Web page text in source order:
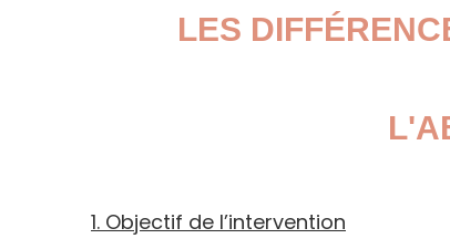
LES
1. Objectif de l’intervention